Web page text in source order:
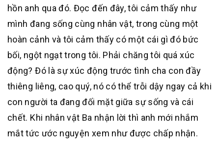
hồn anh qua đó. Đọc đến đây, tôi cảm thấy như
mình đang sống cùng nhân vật, trong cùng một
hoàn cảnh và tôi cảm thấy có một cái gì đó bức
bối, ngột ngạt trong tôi. Phải chăng tôi quá xúc
động? Đó là sự xúc động trước tình cha con đầy
thiêng liêng, cao quý, nó có thể trỗi dậy ngay cả khi
con người ta đang đối mặt giữa sự sống và cái
chết. Khi nhân vật Ba nhận lời thì anh mới nhắm
mắt tức ước nguyện xem như được chấp nhận.